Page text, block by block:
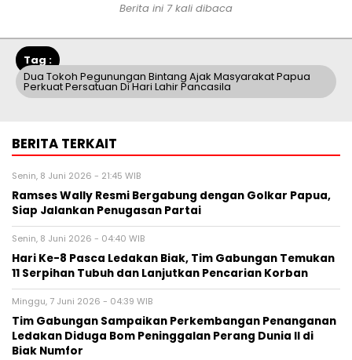
Berita ini 7 kali dibaca
Tag :
Dua Tokoh Pegunungan Bintang Ajak Masyarakat Papua
Perkuat Persatuan Di Hari Lahir Pancasila
BERITA TERKAIT
Senin, 8 Juni 2026 - 21:45 WIB
Ramses Wally Resmi Bergabung dengan Golkar Papua,
Siap Jalankan Penugasan Partai
Senin, 8 Juni 2026 - 04:40 WIB
Hari Ke-8 Pasca Ledakan Biak, Tim Gabungan Temukan
11 Serpihan Tubuh dan Lanjutkan Pencarian Korban
Minggu, 7 Juni 2026 - 04:39 WIB
Tim Gabungan Sampaikan Perkembangan Penanganan
Ledakan Diduga Bom Peninggalan Perang Dunia II di
Biak Numfor